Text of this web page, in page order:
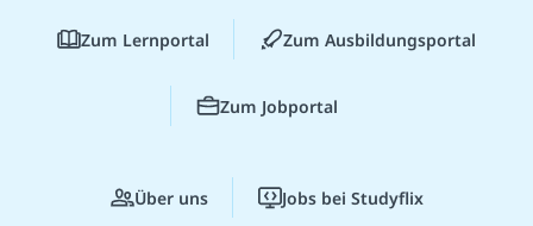
Zum Lernportal Zum Ausbildungsportal
Zum Jobportal
Über uns Jobs bei Studyflix